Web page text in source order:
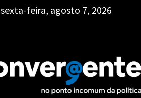
sexta-feira, agosto 7, 2026